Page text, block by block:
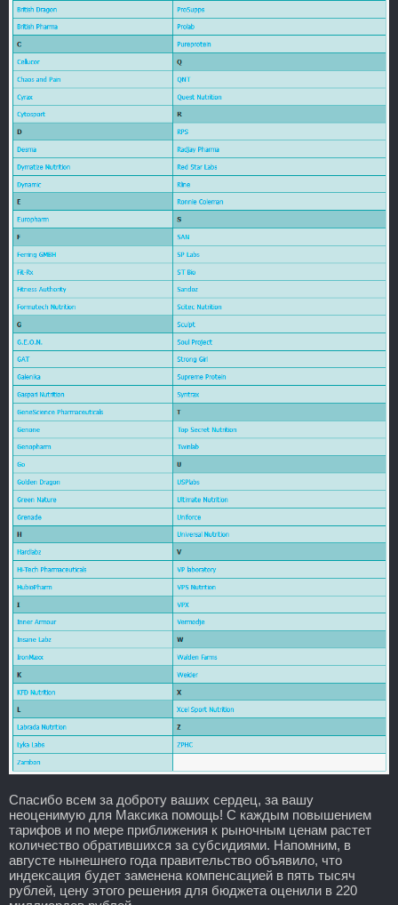
Спасибо всем за доброту ваших сердец, за вашу
неоценимую для Максика помощь! С каждым повышением
тарифов и по мере приближения к рыночным ценам растет
количество обратившихся за субсидиями. Напомним, в
августе нынешнего года правительство объявило, что
индексация будет заменена компенсацией в пять тысяч
рублей, цену этого решения для бюджета оценили в 220